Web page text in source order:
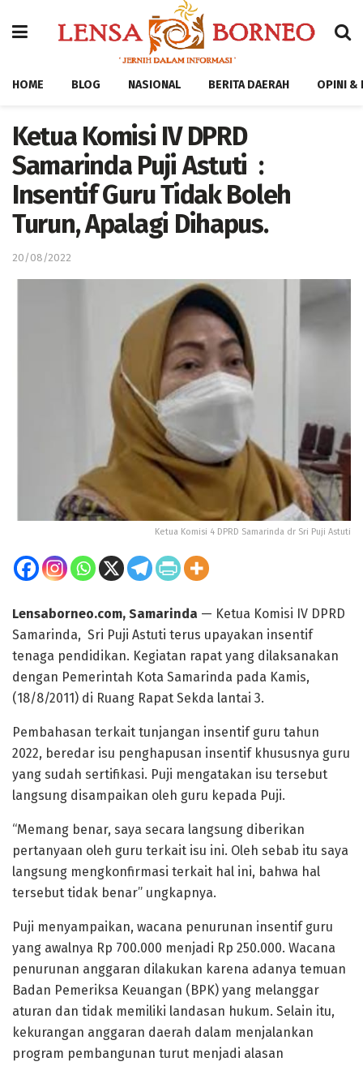
HOME BLOG NASIONAL BERITA DAERAH OPINI &
Ketua Komisi IV DPRD
Samarinda Puji Astuti :
Insentif Guru Tidak Boleh
Turun, Apalagi Dihapus.
20/08/2022
Ketua Komisi 4 DPRD Samarinda dr Sri Puji Astuti
Lensaborneo.com, Samarinda — Ketua Komisi IV DPRD
Samarinda, Sri Puji Astuti terus upayakan insentif
tenaga pendidikan. Kegiatan rapat yang dilaksanakan
dengan Pemerintah Kota Samarinda pada Kamis,
(18/8/2011) di Ruang Rapat Sekda lantai 3.
Pembahasan terkait tunjangan insentif guru tahun
2022, beredar isu penghapusan insentif khususnya guru
yang sudah sertifikasi. Puji mengatakan isu tersebut
langsung disampaikan oleh guru kepada Puji.
“Memang benar, saya secara langsung diberikan
pertanyaan oleh guru terkait isu ini. Oleh sebab itu saya
langsung mengkonfirmasi terkait hal ini, bahwa hal
tersebut tidak benar” ungkapnya.
Puji menyampaikan, wacana penurunan insentif guru
yang awalnya Rp 700.000 menjadi Rp 250.000. Wacana
penurunan anggaran dilakukan karena adanya temuan
Badan Pemeriksa Keuangan (BPK) yang melanggar
aturan dan tidak memiliki landasan hukum. Selain itu,
kekurangan anggaran daerah dalam menjalankan
program pembangunan turut menjadi alasan